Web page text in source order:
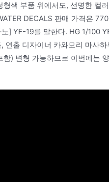
형색 부품 위에서도, 선명한 컬
DECALS 판매 가격은
노] YF-19를 말한다. HG 1/100
, 연출 디자이너 카와모리 마사
함) 변형 가능하므로 이번에는